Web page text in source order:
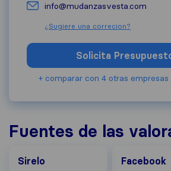
info@mudanzasvesta.com
¿Sugiere una correcion?
Solicita
+ comparar con 4 otras empresas
Fuentes de las
Sirelo
Facebook